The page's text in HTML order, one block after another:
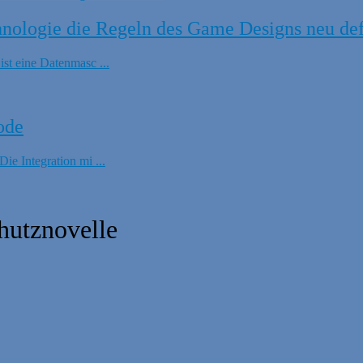
die Regeln des Game Designs neu
eine Datenmasc ...
Integration mi ...